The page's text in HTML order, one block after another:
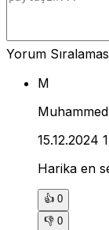
Yorum
M
15.12.2024
Harika en
👍 0
👎 0